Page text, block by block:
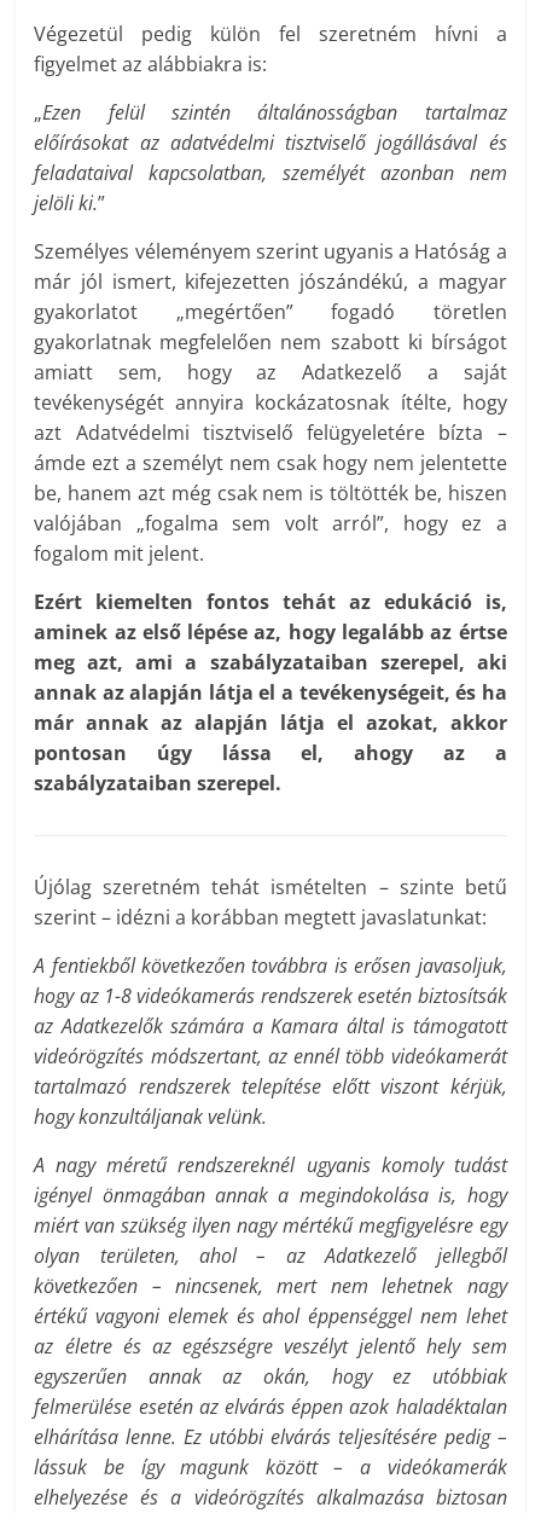
Végezetül pedig külön fel szeretném hívni a
figyelmet az alábbiakra is:
„Ezen felül szintén általánosságban tartalmaz
előírásokat az adatvédelmi tisztviselő jogállásával és
feladataival kapcsolatban, személyét azonban nem
jelöli ki.”
Személyes véleményem szerint ugyanis a Hatóság a
már jól ismert, kifejezetten jószándékú, a magyar
gyakorlatot „megértően” fogadó töretlen
gyakorlatnak megfelelően nem szabott ki bírságot
amiatt sem, hogy az Adatkezelő a saját
tevékenységét annyira kockázatosnak ítélte, hogy
azt Adatvédelmi tisztviselő felügyeletére bízta –
ámde ezt a személyt nem csak hogy nem jelentette
be, hanem azt még csak nem is töltötték be, hiszen
valójában „fogalma sem volt arról”, hogy ez a
fogalom mit jelent.
Ezért kiemelten fontos tehát az edukáció is,
aminek az első lépése az, hogy legalább az értse
meg azt, ami a szabályzataiban szerepel, aki
annak az alapján látja el a tevékenységeit, és ha
már annak az alapján látja el azokat, akkor
pontosan úgy lássa el, ahogy az a
szabályzataiban szerepel.
Újólag szeretném tehát ismételten – szinte betű
szerint – idézni a korábban megtett javaslatunkat:
A fentiekből következően továbbra is erősen javasoljuk,
hogy az 1-8 videókamerás rendszerek esetén biztosítsák
az Adatkezelők számára a Kamara által is támogatott
videórögzítés módszertant, az ennél több videókamerát
tartalmazó rendszerek telepítése előtt viszont kérjük,
hogy konzultáljanak velünk.
A nagy méretű rendszereknél ugyanis komoly tudást
igényel önmagában annak a megindokolása is, hogy
miért van szükség ilyen nagy mértékű megfigyelésre egy
olyan területen, ahol – az Adatkezelő jellegből
következően – nincsenek, mert nem lehetnek nagy
értékű vagyoni elemek és ahol éppenséggel nem lehet
az életre és az egészségre veszélyt jelentő hely sem
egyszerűen annak az okán, hogy ez utóbbiak
felmerülése esetén az elvárás éppen azok haladéktalan
elhárítása lenne. Ez utóbbi elvárás teljesítésére pedig –
lássuk be így magunk között – a videókamerák
elhelyezése és a videórögzítés alkalmazása biztosan